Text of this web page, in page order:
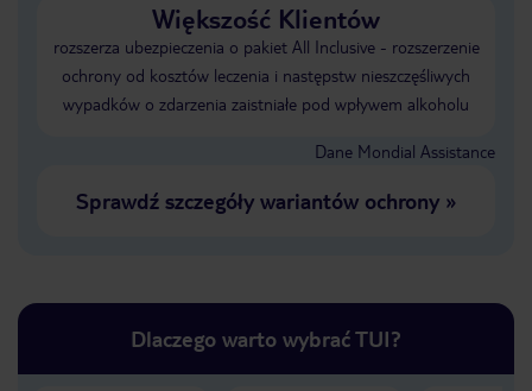
Większość Klientów
rozszerza ubezpieczenia o pakiet All Inclusive - rozszerzenie
ochrony od kosztów leczenia i następstw nieszczęśliwych
wypadków o zdarzenia zaistniałe pod wpływem alkoholu
Dane Mondial Assistance
Sprawdź szczegóły wariantów ochrony»
Dlaczego warto wybrać TUI?